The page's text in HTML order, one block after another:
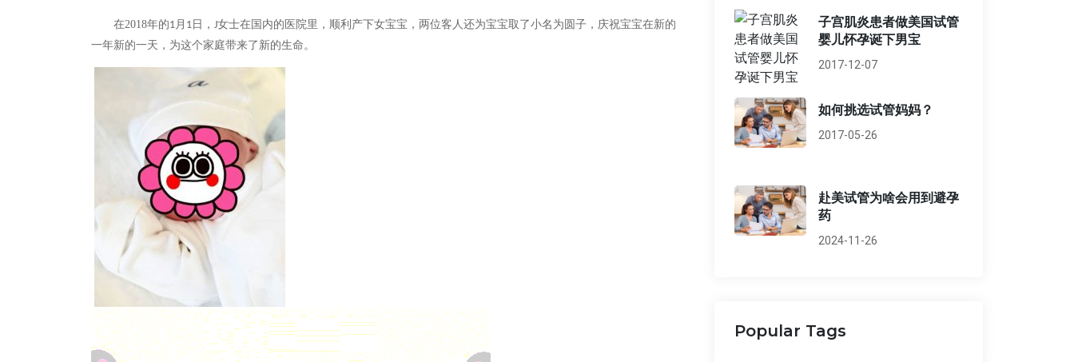
在2018年的1月 1 日， J女士在国内的医院里，顺利产下女宝宝，两位客人还为宝宝取了小名为圆子，庆祝宝宝在新的
一年新的一天，为这个家庭带来了新的生命。
子宫肌炎患者做美国试管
婴儿怀孕诞下男宝
2017-12-07
如何挑选试管妈妈？
2017-05-26
赴美试管为啥会用到避孕
药
2024-11-26
Popular Tags